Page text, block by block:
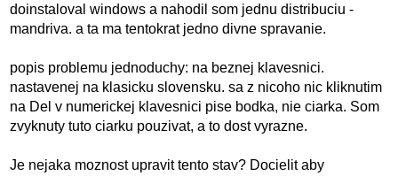
doinstaloval windows a nahodil som jednu distribuciu -
mandriva. a ta ma tentokrat jedno divne spravanie.
popis problemu jednoduchy: na beznej klavesnici.
nastavenej na klasicku slovensku. sa z nicoho nic kliknutim
na Del v numerickej klavesnici pise bodka, nie ciarka. Som
zvyknuty tuto ciarku pouzivat, a to dost vyrazne.
Je nejaka moznost upravit tento stav? Docielit aby